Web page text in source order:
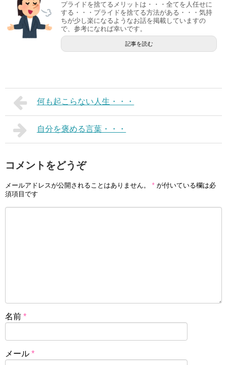
プライドを捨てるメリットは・・・全てを人任せに
する・・・プライドを捨てる方法がある・・・気持
ちが少し楽になるようなお話を掲載していますの
で、参考になれば幸いです。
記事を読む
何も起こらない人生・・・
自分を褒める言葉・・・
コメントをどうぞ
メールアドレスが公開されることはありません。 * が付いている欄は必
須項目です
名前 *
メール *